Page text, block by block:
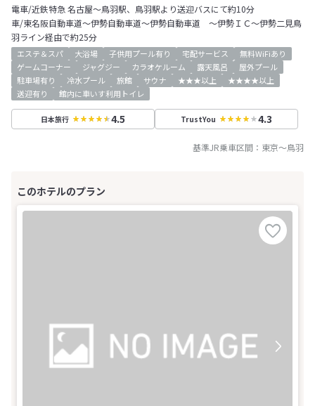
電車/近鉄特急 名古屋～鳥羽駅、鳥羽駅より送迎バスにて約10分
車/東名阪自動車道～伊勢自動車道～伊勢自動車道 ～伊勢ＩＣ～伊勢二見鳥
羽ライン経由で約25分
エステ＆スパ 大浴場 子供用プール有り 宅配サービス
無料WiFiあり
ゲームコーナー
ジャグジー カラオケルーム 露天風呂
屋外プール
駐車場有り
冷水プール 旅館 サウナ ★★★以上
★★★★以上
送迎有り
館内に車いす利用トイレ
日本旅行 4.5 TrustYou 4.3
基準JR乗車区間： 東京～鳥羽